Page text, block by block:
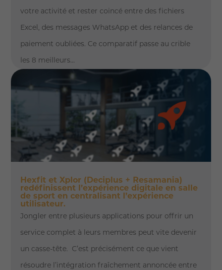
votre activité et rester coincé entre des fichiers
Excel, des messages WhatsApp et des relances de
paiement oubliées. Ce comparatif passe au crible
les 8 meilleurs...
Hexfit et Xplor (Deciplus + Resamania)
redéfinissent l’expérience digitale en salle
de sport en centralisant l’expérience
utilisateur.
Jongler entre plusieurs applications pour offrir un
service complet à leurs membres peut vite devenir
un casse-tête. C’est précisément ce que vient
résoudre l’intégration fraîchement annoncée entre